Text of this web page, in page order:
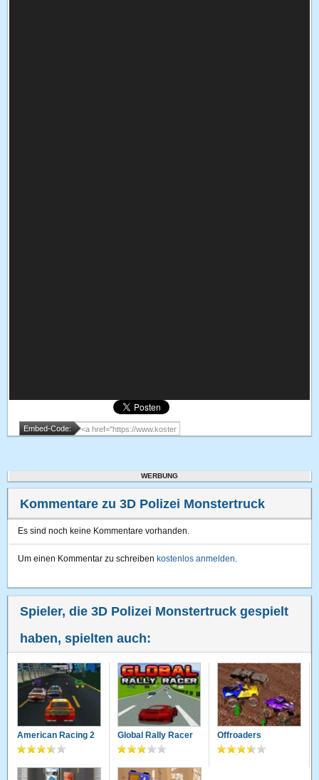
Embed-Code:
WERBUNG
Kommentare zu 3D Polizei Monstertruck
Es sind noch keine Kommentare vorhanden.
Um einen Kommentar zu schreiben kostenlos anmelden.
Spieler, die 3D Polizei Monstertruck gespielt
haben, spielten auch:
American Racing 2 Global Rally Racer Offroaders